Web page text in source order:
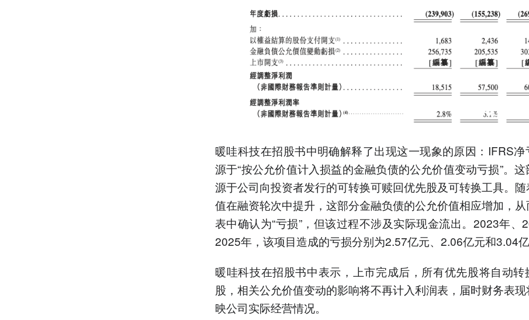
暖哇科技在招股书中明确解释了出现这一现象的原因：IFRS净
源于“按公允价值计入损益的金融负债的公允价值变动亏损”。
源于公司向投资者发行的可转换可赎回优先股及可转换工具。
值在融资轮次中提升，这部分金融负债的公允价值相应增加，
表中确认为“亏损”，但该过程不涉及实际现金流出。2023年、
2025年，该项目造成的亏损分别为2.57亿元、2.06亿元和3.04亿
暖哇科技在招股书中表示，上市完成后，所有优先股将自动转
股，相关公允价值变动的影响将不再计入利润表，届时财务表现
映公司实际经营情况。